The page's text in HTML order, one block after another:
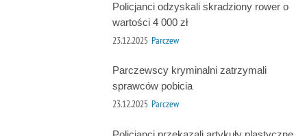
Policjanci odzyskali skradziony rower o
wartości 4 000 zł
23.12.2025 Parczew
Parczewscy kryminalni zatrzymali
sprawców pobicia
23.12.2025 Parczew